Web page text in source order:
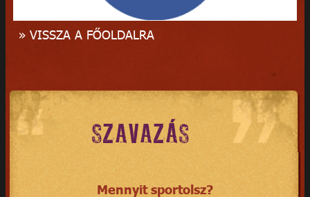
» VISSZA A FŐOLDALRA
SZAVAZÁS
Mennyit sportolsz?